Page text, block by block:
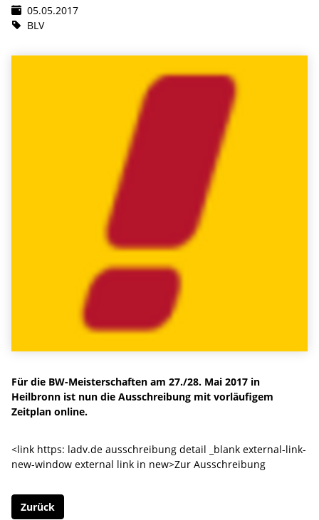
05.05.2017
BLV
Für die BW-Meisterschaften am 27./28. Mai 2017 in
Heilbronn ist nun die Ausschreibung mit vorläufigem
Zeitplan online.
<link https: ladv.de ausschreibung detail _blank external-link-
new-window external link in new>Zur Ausschreibung
Zurück